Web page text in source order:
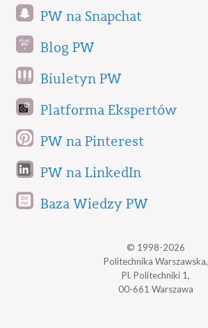
PW na Snapchat
Blog PW
Biuletyn PW
Platforma Ekspertów
PW na Pinterest
PW na LinkedIn
Baza Wiedzy PW
© 1998-2026
Politechnika Warszawska,
Pl. Politechniki 1,
00-661 Warszawa